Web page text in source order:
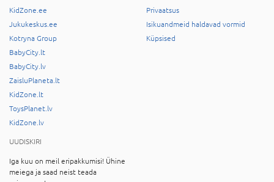
KidZone.ee
Jukukeskus.ee
Kotryna Group
BabyCity.lt
BabyCity.lv
ZaisluPlaneta.lt
KidZone.lt
ToysPlanet.lv
KidZone.lv
Privaatsus
Isikuandmeid haldavad vormid
Küpsised
UUDISKIRI
Iga kuu on meil eripakkumisi! Ühine
meiega ja saad neist teada